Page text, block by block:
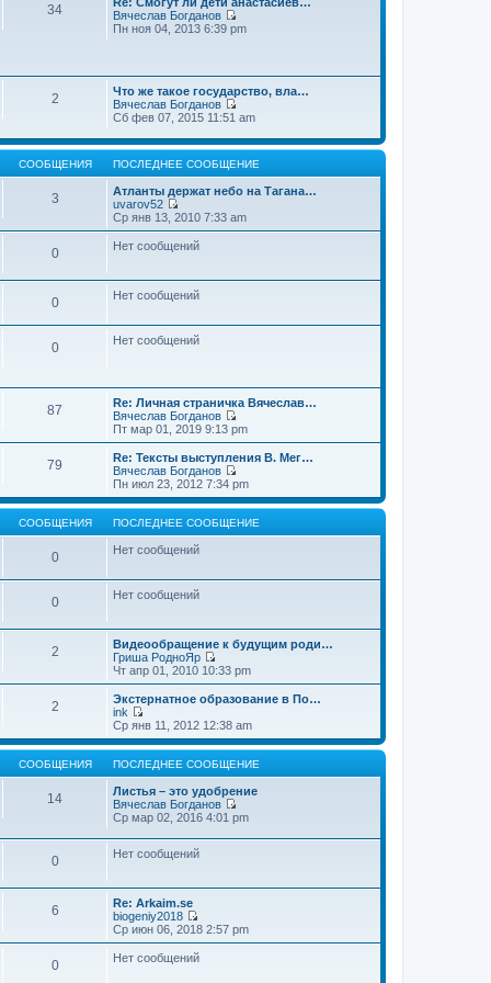
е
н
и
о
о
б
н
и
ю
с
л
е
м
у
с
о
б
щ
е
н
и
ю
и
п
д
е
м
у
с
о
о
щ
е
34
Вячеслав Богданов
П
й
т
к
о
с
л
д
е
м
е
Пн ноя 04, 2013 6:39 pm
2
Что же такое государство, вла…
Вячеслав Богданов
П
р
е
й
т
и
п
о
д
м
б
щ
н
и
ю
Сб фев 07, 2015 11:51 am
СООБЩЕНИЯ ПОСЛЕДНЕЕ СООБЩЕНИЕ
3
Атланты держат небо на Тагана…
uvarov52
П
е
р
е
т
и
с
д
н
е
м
о
о
б
щ
е
н
ю
Ср янв 13, 2010 7:33 am
0 Нет сообщений
0 Нет сообщений
0 Нет сообщений
87
Re: Личная страничка Вячеслав…
Вячеслав Богданов
П
е
р
е
й
т
и
к
е
м
у
о
о
б
е
н
ю
Пт мар 01, 2019 9:13 pm
79
Re: Тексты выступления В. Мег…
Вячеслав Богданов
П
е
р
е
й
л
е
д
н
е
у
о
о
б
щ
н
ю
Пн июл 23, 2012 7:34 pm
СООБЩЕНИЯ ПОСЛЕДНЕЕ СООБЩЕНИЕ
0 Нет сообщений
0 Нет сообщений
2
Видеообращение к будущим роди…
Гриша РодноЯр
П
е
р
е
й
т
и
к
о
с
л
е
д
у
о
б
Чт апр 01, 2010 10:33 pm
2
Экстернатное образование в По…
ink
П
е
р
е
й
т
и
к
п
о
с
д
н
е
м
у
с
Ср янв 11, 2012 12:38 am
СООБЩЕНИЯ ПОСЛЕДНЕЕ СООБЩЕНИЕ
14
Листья – это удобрение
Вячеслав Богданов
П
р
и
о
с
Ср мар 02, 2016 4:01 pm
0 Нет сообщений
6
Re: Arkaim.se
biogeniy2018
П
е
р
е
Ср июн 06, 2018 2:57 pm
0 Нет сообщений